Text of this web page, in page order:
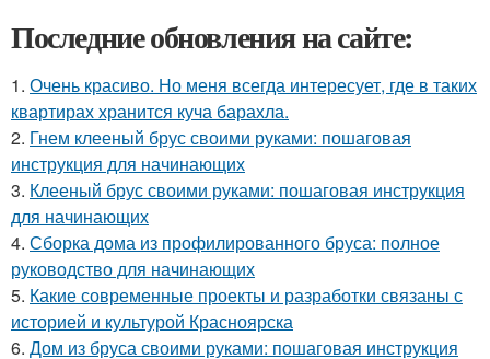
Последние обновления на сайте:
1. Очень красиво. Но меня всегда интересует, где в таких
квартирах хранится куча барахла.
2. Гнем клееный брус своими руками: пошаговая
инструкция для начинающих
3. Клееный брус своими руками: пошаговая инструкция
для начинающих
4. Сборка дома из профилированного бруса: полное
руководство для начинающих
5. Какие современные проекты и разработки связаны с
историей и культурой Красноярска
6. Дом из бруса своими руками: пошаговая инструкция